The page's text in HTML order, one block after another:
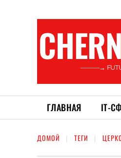
———→
ГЛАВНАЯ ІТ-
ДОМОЙ ТЕГИ